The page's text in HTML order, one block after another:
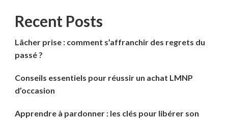
Recent Posts
Lâcher prise : comment s’affranchir des regrets du
passé ?
Conseils essentiels pour réussir un achat LMNP
d’occasion
Apprendre à pardonner : les clés pour libérer son